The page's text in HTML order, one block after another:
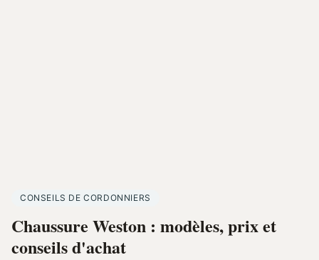
CONSEILS DE CORDONNIERS
Chaussure Weston : modèles, prix et
conseils d'achat